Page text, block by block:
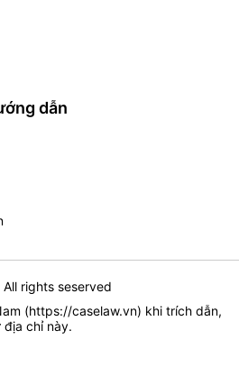
dẫn
rights seserved
(https://caselaw.vn) khi trích dẫn,
chỉ này.